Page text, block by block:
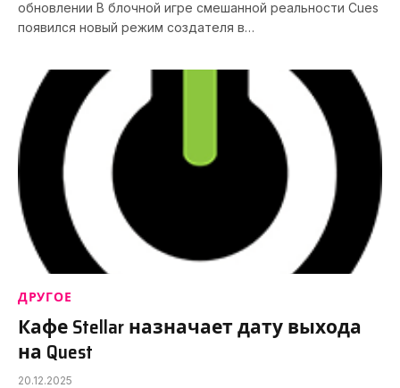
обновлении В блочной игре смешанной реальности Cues
появился новый режим создателя в…
ДРУГОЕ
Кафе Stellar назначает дату выхода
на Quest
20.12.2025